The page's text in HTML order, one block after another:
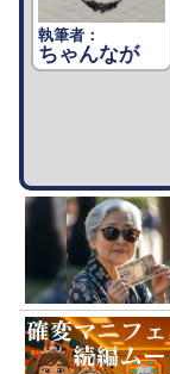
ちゃんなが